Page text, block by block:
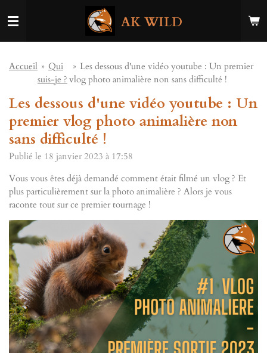
au
AK WILD
Accueil » Qui
suis-je ?
» Les dessous d'une vidéo youtube : Un premier
vlog photo animalière non sans difficulté !
Les dessous d'une vidéo youtube : Un
premier vlog photo animalière non
sans difficulté !
Publié le 18 janvier 2023 à 17:58
Vous vous êtes déjà demandé comment était filmé un vlog ? Et
plus particulièrement sur la photo animalière ? Alors je vous
raconte tout sur ce premier tournage !